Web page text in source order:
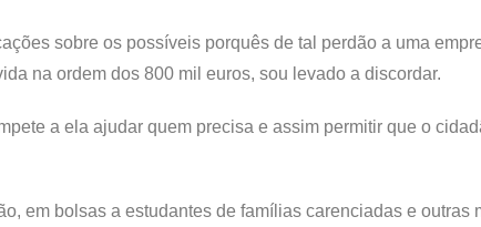
sobre os possíveis porquês de tal perdão a uma
na ordem dos 800 mil euros, sou levado a discordar.
a ela ajudar quem precisa e assim permitir que o
em bolsas a estudantes de famílias carenciadas e outras